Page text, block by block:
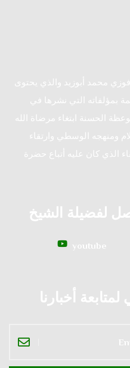
محمد أبوزيد والذي يحتوى
بمؤلفاته التي نشرها في
الحسنة ابتغاء مرضاة الله
ومنهجه الوسطي وارتقاء
الذي كان عليه أتباع حضرة
لفضيلة الشيخ
youtube
أخبارنا